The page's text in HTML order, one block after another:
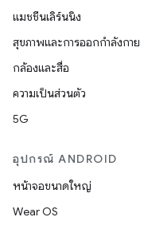
แมชชีนเลิร์นนิง
สุขภาพและการออกกำลังกาย
กล้องและสื่อ
ความเป็นส่วนตัว
5G
อุปกรณ์ ANDROID
หน้าจอขนาดใหญ่
Wear OS